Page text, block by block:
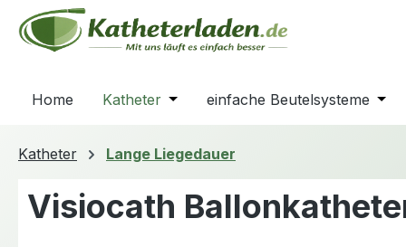
Hauptinhalt springen
Zur Suche springen
Zur Hauptnavigation springen
Home Katheter Öffne oder Schließe das
einfache Beutelsysteme
Katheter Lange Liegedauer
Visiocath